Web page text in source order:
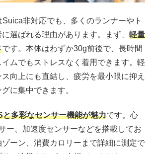
Suica非対応でも、多くのランナーやト
選ばれる理由があります。まず、 軽量
です。本体はわずか30g前後で、長時間
ムでもストレスなく着用できます。軽
向上にも直結し、疲労を最小限に抑え
に集中できます。
と多彩なセンサー機能が魅力です。心
ー、加速度センサーなどを搭載してお
ゾーン、消費カロリーまで詳細に測定で